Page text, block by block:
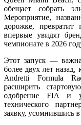
обещает собрать
Мероприятие,
дорожке,
впервые увидят
чемпионате в 2026
Этот запуск —
более двух лет назад,
Andretti Formula
расширить
одобрение FIA и
технического
заявку, усомнившись